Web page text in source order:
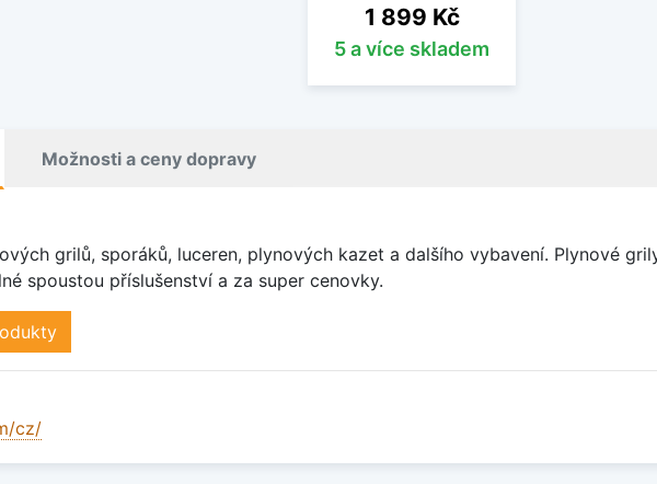
Cena
1 899 Kč
5 a více skladem
Možnosti a ceny dopravy
grilů, sporáků, luceren, plynových kazet a dalšího vybavení. Plynové
spoustou příslušenství a za super cenovky.
cz/